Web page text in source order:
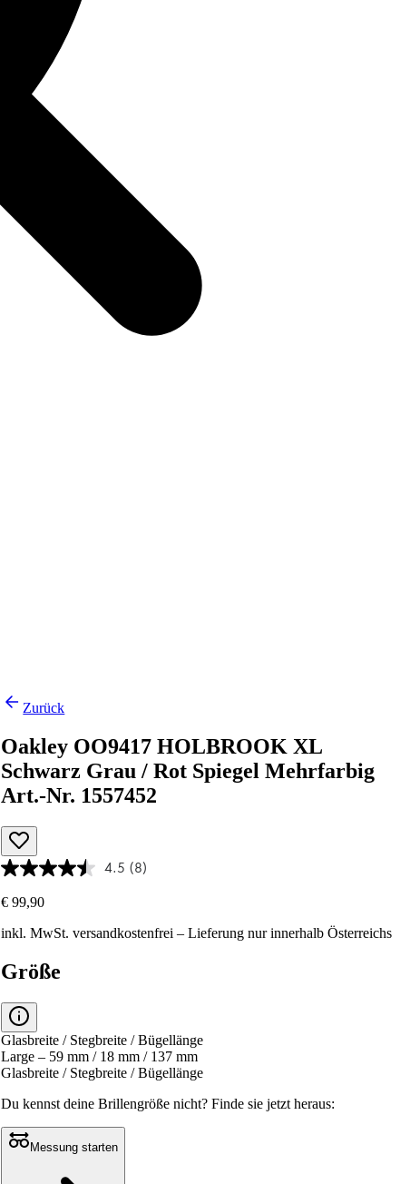
Zurück
Oakley OO9417 HOLBROOK XL
Schwarz Grau / Rot Spiegel Mehrfarbig
Art.-Nr. 1557452
4.5 (8)
€ 99,90
inkl. MwSt.versandkostenfrei – Lieferung nur innerhalb Österreichs
Größe
Glasbreite / Stegbreite / Bügellänge
Large – 59 mm / 18 mm / 137 mm
Glasbreite / Stegbreite / Bügellänge
Du kennst deine Brillengröße nicht?Finde sie jetzt heraus:
Messung starten